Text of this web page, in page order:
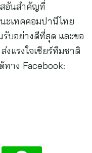
สอันสำคัญที่
ะเทคคอมปานีไทย
บอย่างดีที่สุด และขอ
แรงใจเชียร์ทีมชาติ
ทาง Facebook: